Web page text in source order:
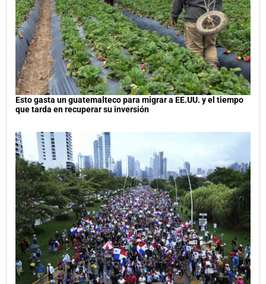
Esto gasta un guatemalteco para migrar a EE.UU. y el tiempo
que tarda en recuperar su inversión